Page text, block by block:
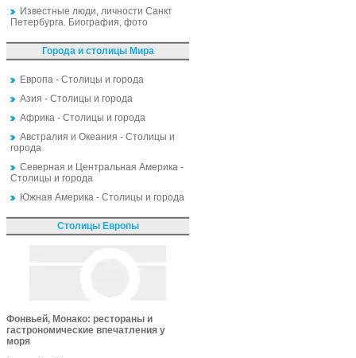
Известные люди, личности Санкт
Петербурга. Биография, фото
Города и столицы Мира
Европа - Столицы и города
Азия - Столицы и города
Африка - Столицы и города
Австралия и Океания - Столицы и
города
Северная и Центральная Америка -
Столицы и города
Южная Америка - Столицы и города
Столицы Европы
Фонвьей, Монако: рестораны и
гастрономические впечатления у
моря